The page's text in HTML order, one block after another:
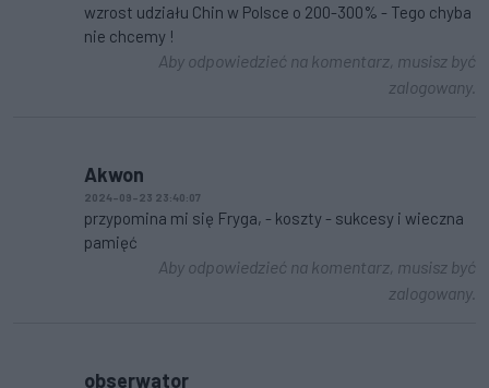
wzrost udziału Chin w Polsce o 200-300% - Tego chyba
nie chcemy !
Aby odpowiedzieć na komentarz, musisz być
zalogowany.
Akwon
2024-09-23 23:40:07
przypomina mi się Fryga, - koszty - sukcesy i wieczna
pamięć
Aby odpowiedzieć na komentarz, musisz być
zalogowany.
obserwator